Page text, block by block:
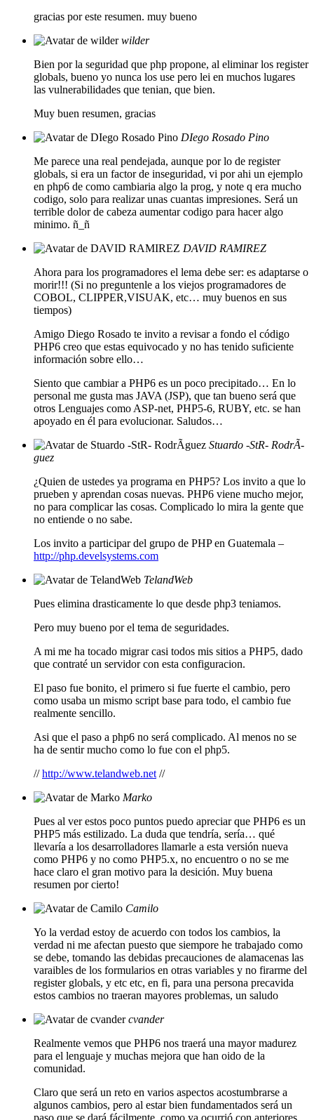
gracias por este resumen. muy bueno
wilder
Bien por la seguridad que php propone, al eliminar los register
globals, bueno yo nunca los use pero lei en muchos lugares
las vulnerabilidades que tenian, que bien.
Muy buen resumen, gracias
DIego Rosado Pino
Me parece una real pendejada, aunque por lo de register
globals, si era un factor de inseguridad, vi por ahi un ejemplo
en php6 de como cambiaria algo la prog, y note q era mucho
codigo, solo para realizar unas cuantas impresiones. Será un
terrible dolor de cabeza aumentar codigo para hacer algo
minimo. ñ_ñ
DAVID RAMIREZ
Ahora para los programadores el lema debe ser: es adaptarse o
morir!!! (Si no preguntenle a los viejos programadores de
COBOL, CLIPPER,VISUAK, etc… muy buenos en sus
tiempos)
Amigo Diego Rosado te invito a revisar a fondo el código
PHP6 creo que estas equivocado y no has tenido suficiente
información sobre ello…
Siento que cambiar a PHP6 es un poco precipitado… En lo
personal me gusta mas JAVA (JSP), que tan bueno será que
otros Lenguajes como ASP-net, PHP5-6, RUBY, etc. se han
apoyado en él para evolucionar. Saludos…
Stuardo -StR- RodrÃ­
guez
¿Quien de ustedes ya programa en PHP5? Los invito a que lo
prueben y aprendan cosas nuevas. PHP6 viene mucho mejor,
no para complicar las cosas. Complicado lo mira la gente que
no entiende o no sabe.
Los invito a participar del grupo de PHP en Guatemala –
http://php.develsystems.com
TelandWeb
Pues elimina drasticamente lo que desde php3 teniamos.
Pero muy bueno por el tema de seguridades.
A mi me ha tocado migrar casi todos mis sitios a PHP5, dado
que contraté un servidor con esta configuracion.
El paso fue bonito, el primero si fue fuerte el cambio, pero
como usaba un mismo script base para todo, el cambio fue
realmente sencillo.
Asi que el paso a php6 no será complicado. Al menos no se
ha de sentir mucho como lo fue con el php5.
//http://www.telandweb.net //
Marko
Pues al ver estos poco puntos puedo apreciar que PHP6 es un
PHP5 más estilizado. La duda que tendría, sería… qué
llevaría a los desarrolladores llamarle a esta versión nueva
como PHP6 y no como PHP5.x, no encuentro o no se me
hace claro el gran motivo para la desición. Muy buena
resumen por cierto!
Camilo
Yo la verdad estoy de acuerdo con todos los cambios, la
verdad ni me afectan puesto que siempore he trabajado como
se debe, tomando las debidas precauciones de alamacenas las
varaibles de los formularios en otras variables y no firarme del
register globals, y etc etc, en fi, para una persona precavida
estos cambios no traeran mayores problemas, un saludo
cvander
Realmente vemos que PHP6 nos traerá una mayor madurez
para el lenguaje y muchas mejora que han oido de la
comunidad.
Claro que será un reto en varios aspectos acostumbrarse a
algunos cambios, pero al estar bien fundamentados será un